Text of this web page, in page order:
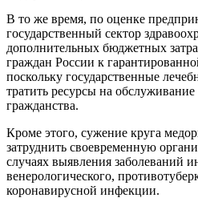
В то же время, по оценке
государственный сектор
дополнительных бюджетных
граждан России к
поскольку государственные
тратить ресурсы на
гражданства.
Кроме этого, сужение круга
затруднить своевременную
случаях выявления заболеваний
венерологического,
коронавирусной инфекции.